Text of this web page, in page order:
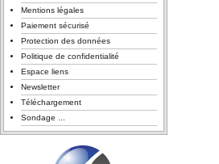
Mentions légales
Paiement sécurisé
Protection des données
Politique de confidentialité
Espace liens
Newsletter
Téléchargement
Sondage ...